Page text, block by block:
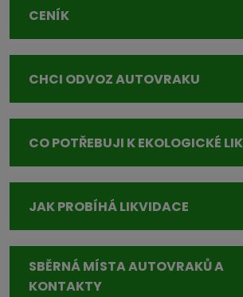
CENÍK
CHCI ODVOZ AUTOVRAKU
CO POTŘEBUJI K EKOLOGICKÉ
JAK PROBÍHÁ LIKVIDACE
SBĚRNÁ MÍSTA AUTOVRAKŮ A
KONTAKTY